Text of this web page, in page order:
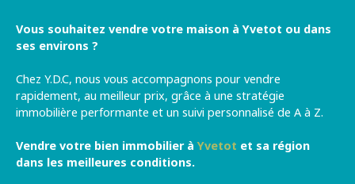
Vous souhaitez vendre votre maison àYvetot ou dans
ses environs ?
Chez Y.D.C, nous vous accompagnons pour vendre
rapidement, au meilleur prix, grâce à une stratégie
immobilière performante et un suivi personnalisé de A à Z.
Vendre votre bien immobilier àYvetot et sa région
dans les meilleures conditions.